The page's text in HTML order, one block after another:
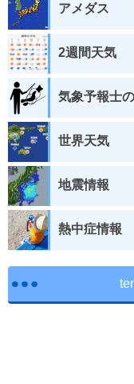
アメダス
2週間天気
気象予報士
世界天気
地震情報
熱中症情報